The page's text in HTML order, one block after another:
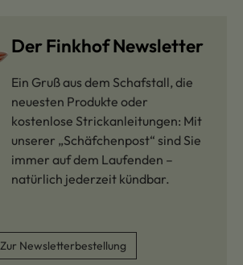
Der Finkhof Newsletter
Ein Gruß aus dem Schafstall, die
neuesten Produkte oder
kostenlose Strickanleitungen: Mit
unserer „Schäfchenpost“ sind Sie
immer auf dem Laufenden –
natürlich jederzeit kündbar.
Zur Newsletterbestellung